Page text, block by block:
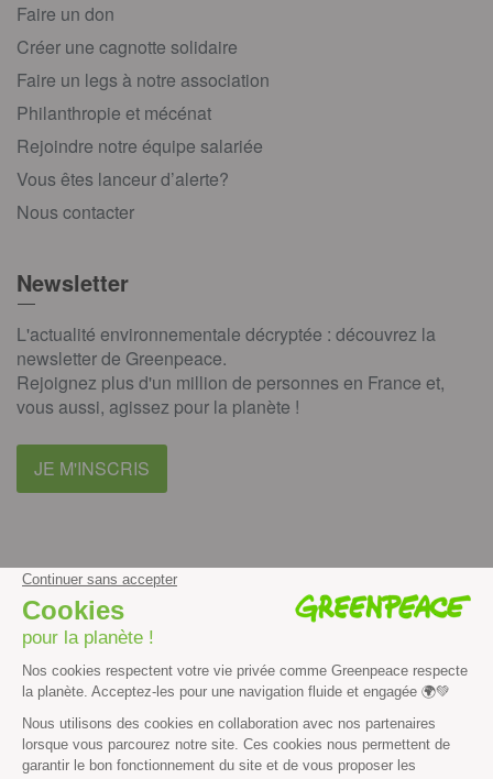
Faire un don
Créer une cagnotte solidaire
Faire un legs à notre association
Philanthropie et mécénat
Rejoindre notre équipe salariée
Vous êtes lanceur d’alerte?
Nous contacter
Newsletter
L'actualité environnementale décryptée : découvrez la
newsletter de Greenpeace.
Rejoignez plus d'un million de personnes en France et,
vous aussi, agissez pour la planète !
JE M'INSCRIS
instagramyoutube
Contenus et propriété intellectuelle
Mentions légales
Politique de confidentialité